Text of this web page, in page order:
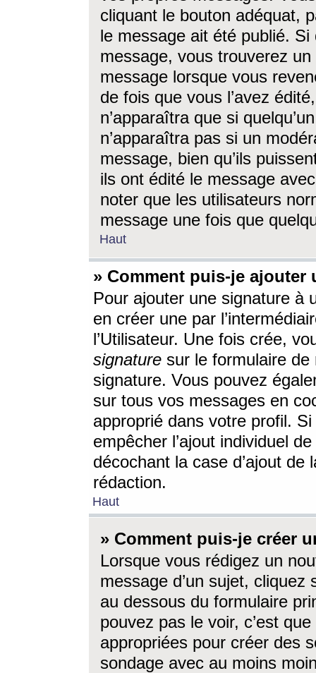
cliquant le bouton adéquat,
le message ait été publié. Si
message, vous trouverez
message lorsque vous
de fois que vous l’avez
n’apparaîtra que si
n’apparaîtra pas si un
message, bien qu’ils
ils ont édité le message
noter que les utilisateurs
message une fois que
Haut
» Comment puis-je ajouter
Pour ajouter une signature à
en créer une par
l’Utilisateur. Une fois crée,
signature sur le formulaire de
signature. Vous pouvez
sur tous vos messages en
approprié dans votre profil.
empêcher l’ajout individuel
décochant la case d’ajout
rédaction.
Haut
» Comment puis-je créer
Lorsque vous rédigez un
message d’un sujet, cliquez
au dessous du formulaire
pouvez pas le voir, c’est
appropriées pour créer des
sondage avec au moins